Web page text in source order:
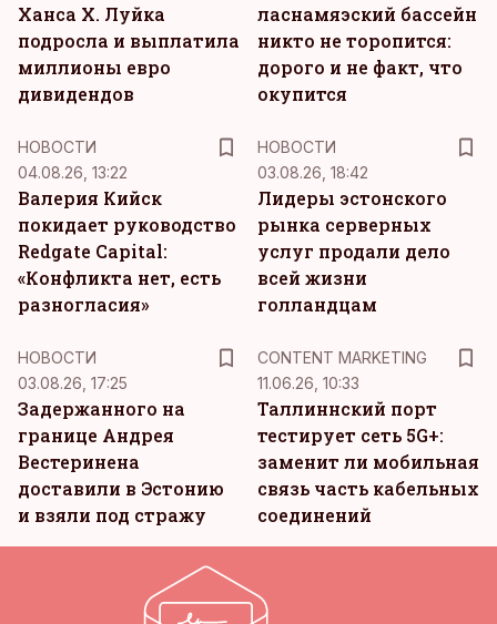
Ханса Х. Луйка
подросла и выплатила
миллионы евро
дивидендов
ласнамяэский бассейн
никто не торопится:
дорого и не факт, что
окупится
НОВОСТИ
04.08.26, 13:22
Валерия Кийск
покидает руководство
Redgate Capital:
«Конфликта нет, есть
разногласия»
НОВОСТИ
03.08.26, 18:42
Лидеры эстонского
рынка серверных
услуг продали дело
всей жизни
голландцам
НОВОСТИ
03.08.26, 17:25
Задержанного на
границе Андрея
Вестеринена
доставили в Эстонию
и взяли под стражу
CONTENT MARKETING
11.06.26, 10:33
Таллиннский порт
тестирует сеть 5G+:
заменит ли мобильная
связь часть кабельных
соединений